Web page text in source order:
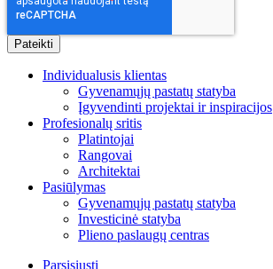
Individualusis klientas
Gyvenamųjų pastatų statyba
Įgyvendinti projektai ir inspiracijos
Profesionalų sritis
Platintojai
Rangovai
Architektai
Pasiūlymas
Gyvenamųjų pastatų statyba
Investicinė statyba
Plieno paslaugų centras
Parsisiųsti